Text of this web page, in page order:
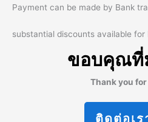
Payment can be made by Bank
substantial discounts available for
ขอบคุณที่
Thank you
ติดต่อเร